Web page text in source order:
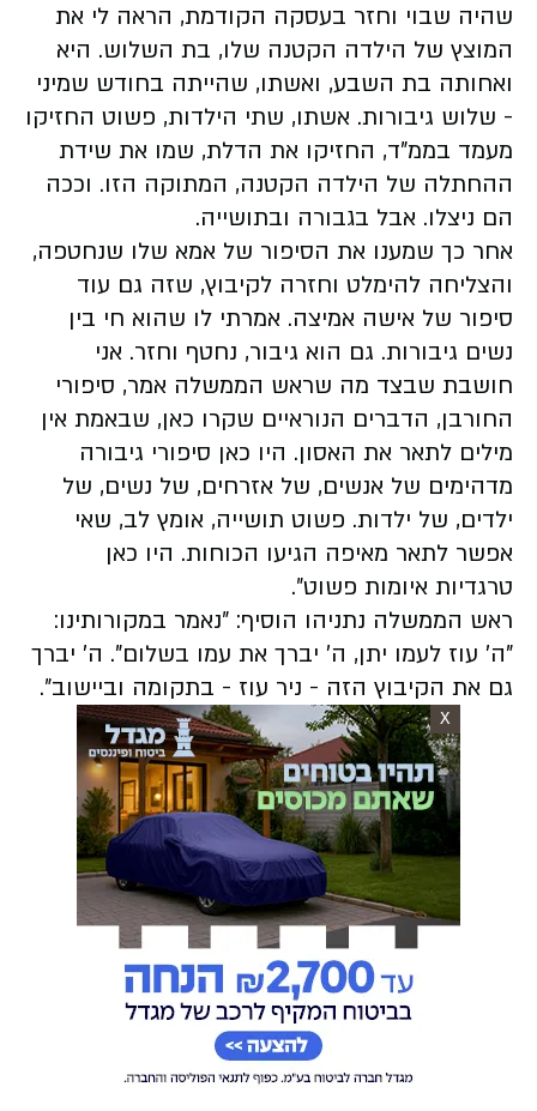
שהיה שבוי וחזר בעסקה הקודמת, הראה לי את
המוצץ של הילדה הקטנה שלו, בת השלוש. היא
ואחותה בת השבע, ואשתו, שהייתה בחודש שמיני
- שלוש גיבורות. אשתו, שתי הילדות, פשוט החזיקו
מעמד בממ"ד, החזיקו את הדלת, שמו את שידת
ההחתלה של הילדה הקטנה, המתוקה הזו. וככה
הם ניצלו. אבל בגבורה ובתושייה.
אחר כך שמענו את הסיפור של אמא שלו שנחטפה,
והצליחה להימלט וחזרה לקיבוץ, שזה גם עוד
סיפור של אישה אמיצה. אמרתי לו שהוא חי בין
נשים גיבורות. גם הוא גיבור, נחטף וחזר. אני
חושבת שבצד מה שראש הממשלה אמר, סיפורי
החורבן, הדברים הנוראיים שקרו כאן, שבאמת אין
מילים לתאר את האסון. היו כאן סיפורי גיבורה
מדהימים של אנשים, של אזרחים, של נשים, של
ילדים, של ילדות. פשוט תושייה, אומץ לב, שאי
אפשר לתאר מאיפה הגיעו הכוחות. היו כאן
טרגדיות איומות פשוט״.
ראש הממשלה נתניהו הוסיף: ״נאמר במקורותינו:
"ה׳ עוז לעמו יתן, ה׳ יברך את עמו בשלום". ה׳ יברך
גם את הקיבוץ הזה - ניר עוז - בתקומה וביישוב״.
X